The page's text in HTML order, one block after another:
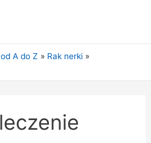
A do Z
Rak nerki